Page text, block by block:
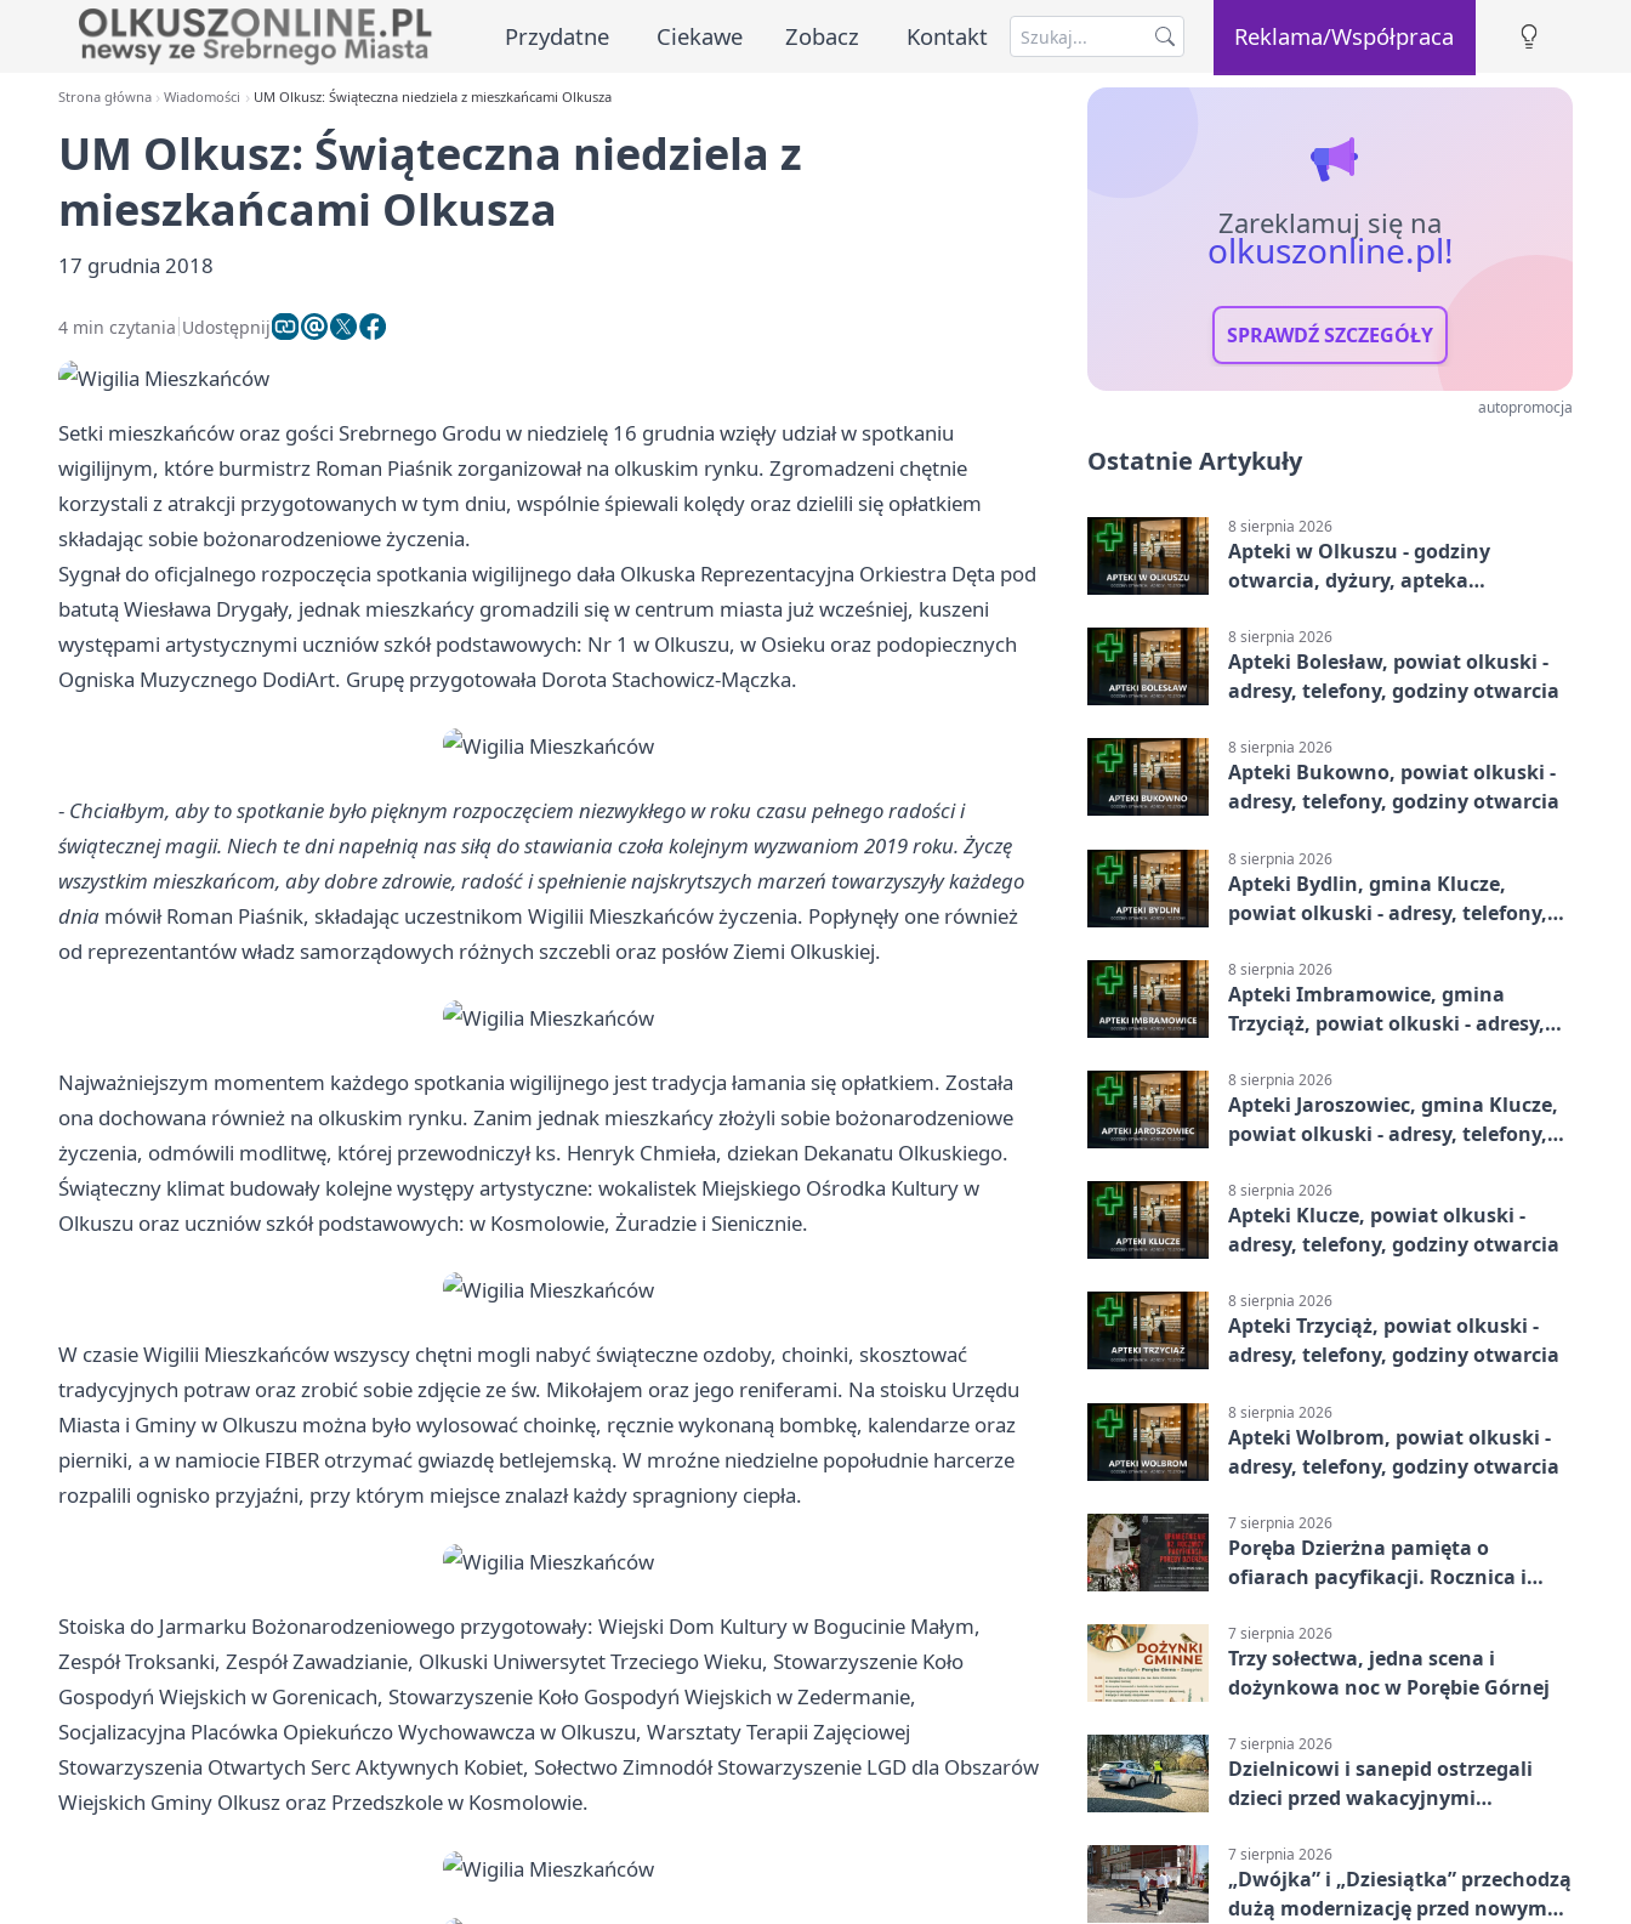
Przydatne Ciekawe Zobacz Kontakt Reklama/Współpraca
Strona główna Wiadomości UM Olkusz: Świąteczna niedziela z mieszkańcami Olkusza
UM Olkusz: Świąteczna niedziela z
mieszkańcami Olkusza
17 grudnia 2018
4 min czytania Udostępnij
Setki mieszkańców oraz gości Srebrnego Grodu w niedzielę 16 grudnia wzięły udział w spotkaniu
wigilijnym, które burmistrz Roman Piaśnik zorganizował na olkuskim rynku. Zgromadzeni chętnie
korzystali z atrakcji przygotowanych w tym dniu, wspólnie śpiewali kolędy oraz dzielili się opłatkiem
składając sobie bożonarodzeniowe życzenia.
Sygnał do oficjalnego rozpoczęcia spotkania wigilijnego dała Olkuska Reprezentacyjna Orkiestra Dęta pod
batutą Wiesława Drygały, jednak mieszkańcy gromadzili się w centrum miasta już wcześniej, kuszeni
występami artystycznymi uczniów szkół podstawowych: Nr 1 w Olkuszu, w Osieku oraz podopiecznych
Ogniska Muzycznego DodiArt. Grupę przygotowała Dorota Stachowicz-Mączka.
- Chciałbym, aby to spotkanie było pięknym rozpoczęciem niezwykłego w roku czasu pełnego radości i
świątecznej magii. Niech te dni napełnią nas siłą do stawiania czoła kolejnym wyzwaniom 2019 roku. Życzę
wszystkim mieszkańcom, aby dobre zdrowie, radość i spełnienie najskrytszych marzeń towarzyszyły każdego
dnia mówił Roman Piaśnik, składając uczestnikom Wigilii Mieszkańców życzenia. Popłynęły one również
od reprezentantów władz samorządowych różnych szczebli oraz posłów Ziemi Olkuskiej.
Najważniejszym momentem każdego spotkania wigilijnego jest tradycja łamania się opłatkiem. Została
ona dochowana również na olkuskim rynku. Zanim jednak mieszkańcy złożyli sobie bożonarodzeniowe
życzenia, odmówili modlitwę, której przewodniczył ks. Henryk Chmieła, dziekan Dekanatu Olkuskiego.
Świąteczny klimat budowały kolejne występy artystyczne: wokalistek Miejskiego Ośrodka Kultury w
Olkuszu oraz uczniów szkół podstawowych: w Kosmolowie, Żuradzie i Sienicznie.
W czasie Wigilii Mieszkańców wszyscy chętni mogli nabyć świąteczne ozdoby, choinki, skosztować
tradycyjnych potraw oraz zrobić sobie zdjęcie ze św. Mikołajem oraz jego reniferami. Na stoisku Urzędu
Miasta i Gminy w Olkuszu można było wylosować choinkę, ręcznie wykonaną bombkę, kalendarze oraz
pierniki, a w namiocie FIBER otrzymać gwiazdę betlejemską. W mroźne niedzielne popołudnie harcerze
rozpalili ognisko przyjaźni, przy którym miejsce znalazł każdy spragniony ciepła.
Stoiska do Jarmarku Bożonarodzeniowego przygotowały: Wiejski Dom Kultury w Bogucinie Małym,
Zespół Troksanki, Zespół Zawadzianie, Olkuski Uniwersytet Trzeciego Wieku, Stowarzyszenie Koło
Gospodyń Wiejskich w Gorenicach, Stowarzyszenie Koło Gospodyń Wiejskich w Zedermanie,
Socjalizacyjna Placówka Opiekuńczo Wychowawcza w Olkuszu, Warsztaty Terapii Zajęciowej
Stowarzyszenia Otwartych Serc Aktywnych Kobiet, Sołectwo Zimnodół Stowarzyszenie LGD dla Obszarów
Wiejskich Gminy Olkusz oraz Przedszkole w Kosmolowie.
Zareklamuj się na
olkuszonline.pl!
SPRAWDŹ SZCZEGÓŁY
autopromocja
Ostatnie Artykuły
8 sierpnia 2026
Apteki w Olkuszu - godziny
otwarcia, dyżury, apteka
8 sierpnia 2026
Apteki Bolesław, powiat olkuski -
adresy, telefony, godziny otwarcia
8 sierpnia 2026
Apteki Bukowno, powiat olkuski -
adresy, telefony, godziny otwarcia
8 sierpnia 2026
Apteki Bydlin, gmina Klucze,
powiat olkuski - adresy, telefony,
8 sierpnia 2026
Apteki Imbramowice, gmina
Trzyciąż, powiat olkuski - adresy,
8 sierpnia 2026
Apteki Jaroszowiec, gmina Klucze,
powiat olkuski - adresy, telefony,
8 sierpnia 2026
Apteki Klucze, powiat olkuski -
adresy, telefony, godziny otwarcia
8 sierpnia 2026
Apteki Trzyciąż, powiat olkuski -
adresy, telefony, godziny otwarcia
8 sierpnia 2026
Apteki Wolbrom, powiat olkuski -
adresy, telefony, godziny otwarcia
7 sierpnia 2026
Poręba Dzierżna pamięta o
ofiarach pacyfikacji. Rocznica i
7 sierpnia 2026
Trzy sołectwa, jedna scena i
dożynkowa noc w Porębie Górnej
7 sierpnia 2026
Dzielnicowi i sanepid ostrzegali
dzieci przed wakacyjnymi
7 sierpnia 2026
„Dwójka” i „Dziesiątka” przechodzą
dużą modernizację przed nowym